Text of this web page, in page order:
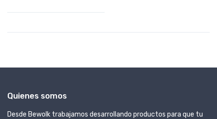
Quienes somos
Desde Bewolk trabajamos desarrollando productos para que tu